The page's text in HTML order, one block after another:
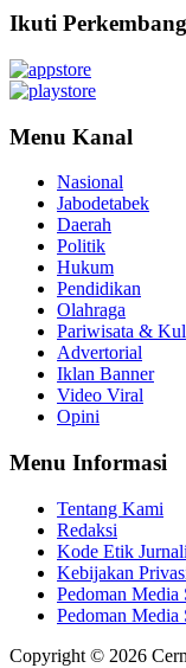
Ikuti
Menu Kanal
Nasional
Jabodetabek
Daerah
Politik
Hukum
Pendidikan
Olahraga
Pariwisata &
Advertorial
Iklan Banner
Video Viral
Opini
Menu Informasi
Tentang Kami
Redaksi
Kode Etik
Kebijakan
Pedoman Media
Pedoman Media
Copyright © 2026